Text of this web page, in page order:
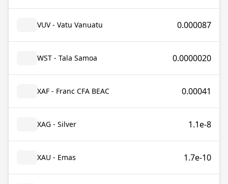
VUV - Vatu Vanuatu 0.000087
WST - Tala Samoa 0.0000020
XAF - Franc CFA BEAC 0.00041
XAG - Silver 1.1e-8
XAU - Emas 1.7e-10